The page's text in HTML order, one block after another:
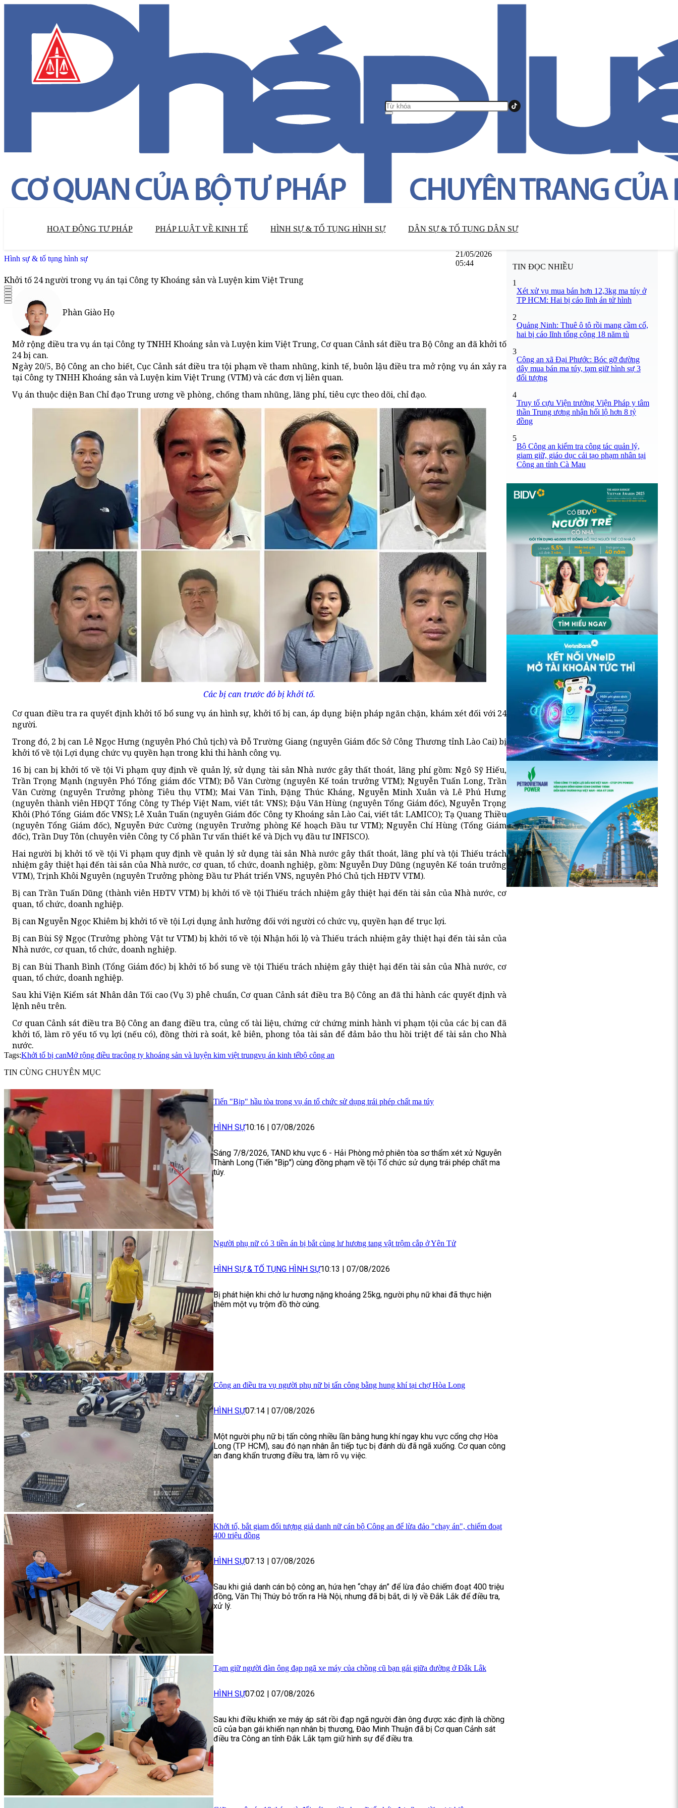
HOẠT ĐỘNG TƯ PHÁP PHÁP LUẬT VỀ KINH TẾ HÌNH SỰ & TỐ TỤNG HÌNH SỰ DÂN SỰ & TỐ TỤNG DÂN SỰ
Hình sự & tố tụng hình sự
21/05/2026
05:44
Khởi tố 24 người trong vụ án tại Công ty Khoáng sản và Luyện kim Việt Trung
Phàn Giào Họ
Mở rộng điều tra vụ án tại Công ty TNHH Khoáng sản và Luyện kim Việt Trung, Cơ quan Cảnh sát điều tra Bộ Công an đã khởi tố
24 bị can.
Ngày 20/5, Bộ Công an cho biết, Cục Cảnh sát điều tra tội phạm về tham nhũng, kinh tế, buôn lậu điều tra mở rộng vụ án xảy ra
tại Công ty TNHH Khoáng sản và Luyện kim Việt Trung (VTM) và các đơn vị liên quan.
Vụ án thuộc diện Ban Chỉ đạo Trung ương về phòng, chống tham nhũng, lãng phí, tiêu cực theo dõi, chỉ đạo.
Các bị can trước đó bị khởi tố.
Cơ quan điều tra ra quyết định khởi tố bổ sung vụ án hình sự, khởi tố bị can, áp dụng biện pháp ngăn chặn, khám xét đối với 24
người.
Trong đó, 2 bị can Lê Ngọc Hưng (nguyên Phó Chủ tịch) và Đỗ Trường Giang (nguyên Giám đốc Sở Công Thương tỉnh Lào Cai) bị
khởi tố về tội Lợi dụng chức vụ quyền hạn trong khi thi hành công vụ.
16 bị can bị khởi tố về tội Vi phạm quy định về quản lý, sử dụng tài sản Nhà nước gây thất thoát, lãng phí gồm: Ngô Sỹ Hiếu,
Trần Trọng Mạnh (nguyên Phó Tổng giám đốc VTM); Đỗ Văn Cường (nguyên Kế toán trưởng VTM); Nguyễn Tuấn Long, Trần
Văn Cường (nguyên Trưởng phòng Tiêu thụ VTM); Mai Văn Tinh, Đặng Thúc Kháng, Nguyễn Minh Xuân và Lê Phú Hưng
(nguyên thành viên HĐQT Tổng Công ty Thép Việt Nam, viết tắt: VNS); Đậu Văn Hùng (nguyên Tổng Giám đốc), Nguyễn Trọng
Khôi (Phó Tổng Giám đốc VNS); Lê Xuân Tuấn (nguyên Giám đốc Công ty Khoáng sản Lào Cai, viết tắt: LAMICO); Tạ Quang Thiều
(nguyên Tổng Giám đốc), Nguyễn Đức Cường (nguyên Trưởng phòng Kế hoạch Đầu tư VTM); Nguyễn Chí Hùng (Tổng Giám
đốc), Trần Duy Tôn (chuyên viên Công ty Cổ phần Tư vấn thiết kế và Dịch vụ đầu tư INFISCO).
Hai người bị khởi tố về tội Vi phạm quy định về quản lý sử dụng tài sản Nhà nước gây thất thoát, lãng phí và tội Thiếu trách
nhiệm gây thiệt hại đến tài sản của Nhà nước, cơ quan, tổ chức, doanh nghiệp, gồm: Nguyễn Duy Dũng (nguyên Kế toán trưởng
VTM), Trịnh Khôi Nguyên (nguyên Trưởng phòng Đầu tư Phát triển VNS, nguyên Phó Chủ tịch HĐTV VTM).
Bị can Trần Tuấn Dũng (thành viên HĐTV VTM) bị khởi tố về tội Thiếu trách nhiệm gây thiệt hại đến tài sản của Nhà nước, cơ
quan, tổ chức, doanh nghiệp.
Bị can Nguyễn Ngọc Khiêm bị khởi tố về tội Lợi dụng ảnh hưởng đối với người có chức vụ, quyền hạn để trục lợi.
Bị can Bùi Sỹ Ngọc (Trưởng phòng Vật tư VTM) bị khởi tố về tội Nhận hối lộ và Thiếu trách nhiệm gây thiệt hại đến tài sản của
Nhà nước, cơ quan, tổ chức, doanh nghiệp.
Bị can Bùi Thanh Bình (Tổng Giám đốc) bị khởi tố bổ sung về tội Thiếu trách nhiệm gây thiệt hại đến tài sản của Nhà nước, cơ
quan, tổ chức, doanh nghiệp.
Sau khi Viện Kiểm sát Nhân dân Tối cao (Vụ 3) phê chuẩn, Cơ quan Cảnh sát điều tra Bộ Công an đã thi hành các quyết định và
lệnh nêu trên.
Cơ quan Cảnh sát điều tra Bộ Công an đang điều tra, củng cố tài liệu, chứng cứ chứng minh hành vi phạm tội của các bị can đã
khởi tố, làm rõ yếu tố vụ lợi (nếu có), đồng thời rà soát, kê biên, phong tỏa tài sản để đảm bảo thu hồi triệt để tài sản cho Nhà
nước.
Tags:Khởi tố bị canMở rộng điều tracông ty khoáng sản và luyện kim việt trungvụ án kinh tếbộ công an
TIN CÙNG CHUYÊN MỤC
Tiến "Bịp" hầu tòa trong vụ án tổ chức sử dụng trái phép chất ma túy
HÌNH SỰ10:16 07/08/2026
Sáng 7/8/2026, TAND khu vực 6 - Hải Phòng mở phiên tòa sơ thẩm xét xử Nguyễn
Thành Long (Tiến "Bịp") cùng đồng phạm về tội Tổ chức sử dụng trái phép chất ma
túy.
Người phụ nữ có 3 tiền án bị bắt cùng lư hương tang vật trộm cắp ở Yên Tử
HÌNH SỰ & TỐ TỤNG HÌNH SỰ10:13 | 07/08/2026
Bị phát hiện khi chở lư hương nặng khoảng 25kg, người phụ nữ khai đã thực hiện
thêm một vụ trộm đồ thờ cúng.
Công an điều tra vụ người phụ nữ bị tấn công bằng hung khí tại chợ Hòa Long
HÌNH SỰ07:14 | 07/08/2026
Một người phụ nữ bị tấn công nhiều lần bằng hung khí ngay khu vực cổng chợ Hòa
Long (TP HCM), sau đó nạn nhân ẫn tiếp tục bị đánh dù đã ngã xuống. Cơ quan công
an đang khẩn trương điều tra, làm rõ vụ việc.
Khởi tố, bắt giam đối tượng giả danh nữ cán bộ Công an để lừa đảo "chạy án", chiếm đoạt
400 triệu đồng
HÌNH SỰ07:13 07/08/2026
Sau khi giả danh cán bộ công an, hứa hẹn “chạy án” để lừa đảo chiếm đoạt 400 triệu
đồng, Văn Thị Thúy bỏ trốn ra Hà Nội, nhưng đã bị bắt, di lý về Đắk Lắk để điều tra,
xử lý.
Tạm giữ người đàn ông đạp ngã xe máy của chồng cũ bạn gái giữa đường ở Đắk Lắk
HÌNH SỰ07:02 | 07/08/2026
Sau khi điều khiển xe máy áp sát rồi đạp ngã người đàn ông được xác định là chồng
cũ của bạn gái khiến nạn nhân bị thương, Đào Minh Thuận đã bị Cơ quan Cảnh sát
điều tra Công an tỉnh Đắk Lắk tạm giữ hình sự để điều tra.
TIN ĐỌC NHIỀU
1
Xét xử vụ mua bán hơn 12,3kg ma túy ở
TP HCM: Hai bị cáo lĩnh án tử hình
2
Quảng Ninh: Thuê ô tô rồi mang cầm cố,
hai bị cáo lĩnh tổng cộng 18 năm tù
3
Công an xã Đại Phước: Bóc gỡ đường
dây mua bán ma túy, tạm giữ hình sự 3
đối tượng
4
Truy tố cựu Viện trưởng Viện Pháp y tâm
thần Trung ương nhận hối lộ hơn 8 tỷ
đồng
5
Bộ Công an kiểm tra công tác quản lý,
giam giữ, giáo dục cải tạo phạm nhân tại
Công an tỉnh Cà Mau